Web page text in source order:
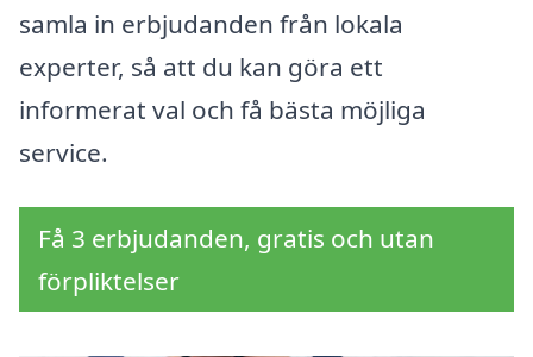
samla in erbjudanden från lokala
experter, så att du kan göra ett
informerat val och få bästa möjliga
service.
Få 3 erbjudanden, gratis och utan
förpliktelser